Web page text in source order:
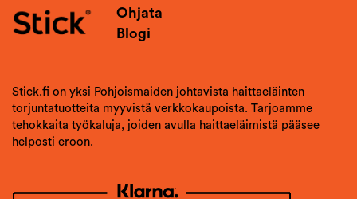
Ohjata
Blogi
Stick.fi on yksi Pohjoismaiden johtavista haittaeläinten
torjuntatuotteita myyvistä verkkokaupoista. Tarjoamme
tehokkaita työkaluja, joiden avulla haittaeläimistä pääsee
helposti eroon.